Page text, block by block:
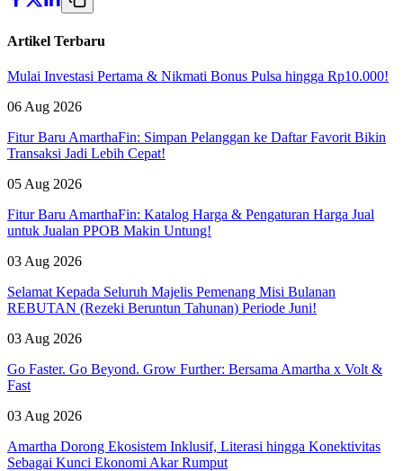
Artikel Terbaru
Mulai Investasi Pertama & Nikmati Bonus Pulsa hingga Rp10.000!
06 Aug 2026
Fitur Baru AmarthaFin: Simpan Pelanggan ke Daftar Favorit Bikin
Transaksi Jadi Lebih Cepat!
05 Aug 2026
Fitur Baru AmarthaFin: Katalog Harga & Pengaturan Harga Jual
untuk Jualan PPOB Makin Untung!
03 Aug 2026
Selamat Kepada Seluruh Majelis Pemenang Misi Bulanan
REBUTAN (Rezeki Beruntun Tahunan) Periode Juni!
03 Aug 2026
Go Faster. Go Beyond. Grow Further: Bersama Amartha x Volt &
Fast
03 Aug 2026
Amartha Dorong Ekosistem Inklusif, Literasi hingga Konektivitas
Sebagai Kunci Ekonomi Akar Rumput